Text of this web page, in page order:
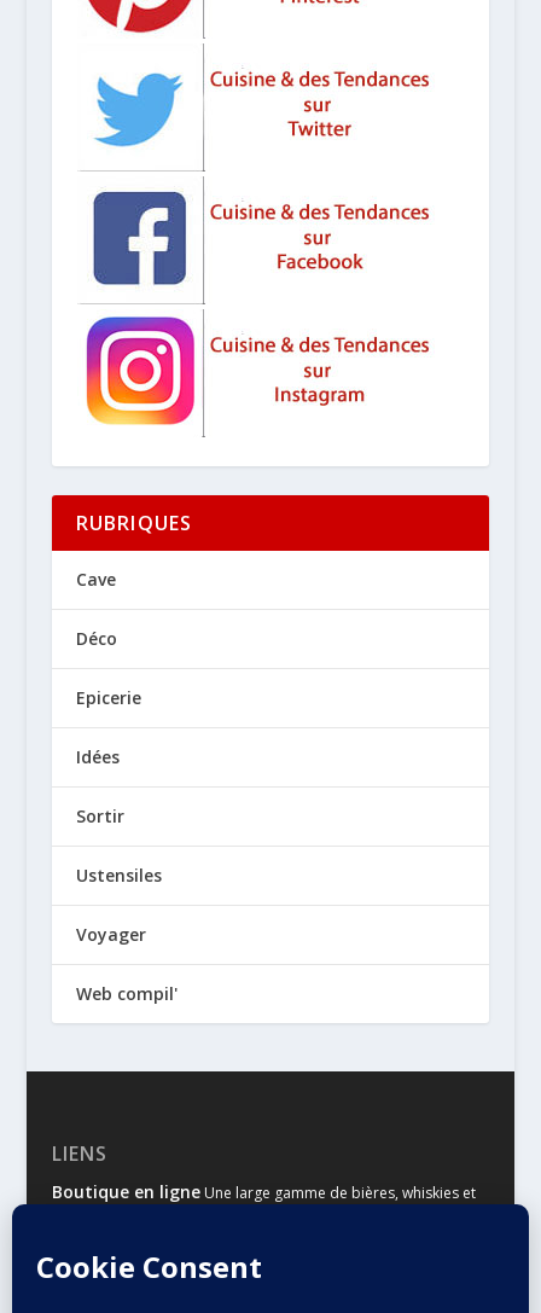
RUBRIQUES
Cave
Déco
Epicerie
Idées
Sortir
Ustensiles
Voyager
Web compil'
LIENS
Boutique en ligneUne large gamme de bières, whiskies et
Malts & HoublonsLe site d’information des amateurs de